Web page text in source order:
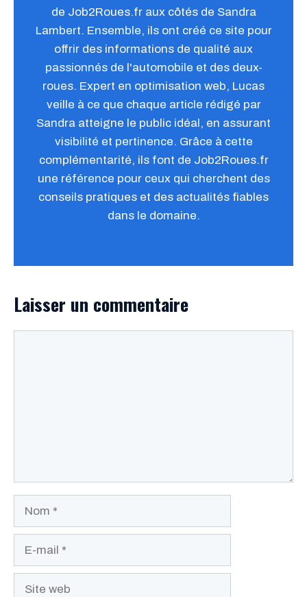
de Job2Roues.fr aux côtés de Sandra
Lambert. Ensemble, ils ont créé ce site pour
offrir des informations de qualité aux
passionnés de l'automobile et des deux-
roues. Expert en optimisation web, Lucas
veille à ce que chaque article rédigé par
Sandra atteigne le public idéal, en assurant
visibilité et pertinence. Grâce à cette
complémentarité, ils font de Job2Roues.fr
une référence pour ceux qui cherchent des
conseils pratiques et des actualités fiables
dans le domaine.
Laisser un commentaire
Site